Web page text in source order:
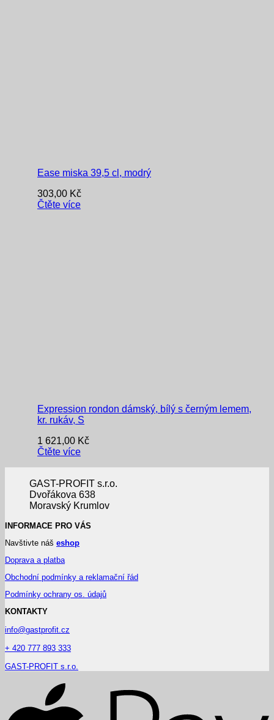
Ease miska 39,5 cl, modrý
303,00 Kč
Čtěte více
Expression rondon dámský, bílý s černým lemem,
kr. rukáv, S
1 621,00 Kč
Čtěte více
GAST-PROFIT s.r.o.
Dvořákova 638
Moravský Krumlov
INFORMACE PRO VÁS
Navštivte náš eshop
Doprava a platba
Obchodní podmínky a reklamační řád
Podmínky ochrany os. údajů
KONTAKTY
info@gastprofit.cz
+ 420 777 893 333
GAST-PROFIT s.r.o.